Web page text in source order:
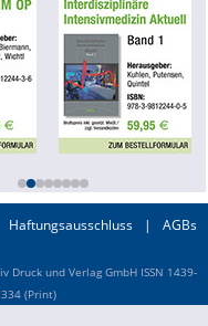
Haftungsausschluss | AGBs
und Verlag GmbH ISSN 1439-
(Print)